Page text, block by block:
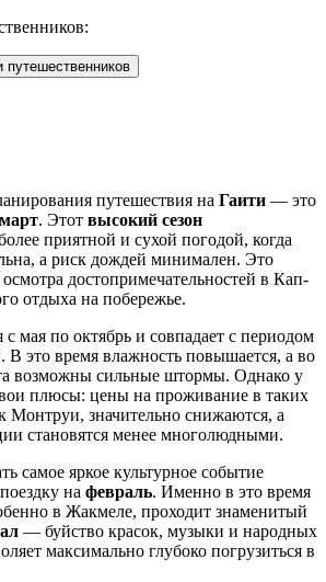
путешествия на Гаити — это
. Этот высокий сезон
приятной и сухой погодой, когда
а риск дождей минимален. Это
достопримечательностей в Кап-
отдыха на побережье.
с мая по октябрь и совпадает с периодом
В это время влажность повышается, а во
возможны сильные штормы. Однако у
плюсы: цены на проживание в таких
Монтруи, значительно снижаются, а
становятся менее многолюдными.
самое яркое культурное событие
на февраль. Именно в это время
в Жакмеле, проходит знаменитый
— буйство красок, музыки и народных
максимально глубоко погрузиться в